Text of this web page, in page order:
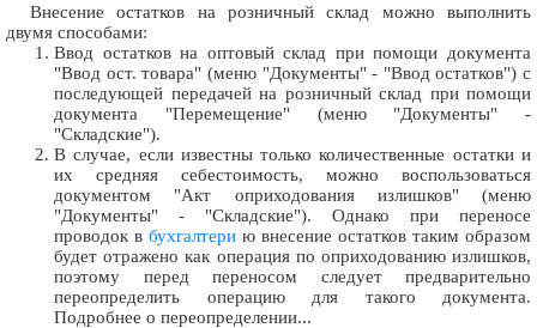
Внесение остатков на розничный склад можно выполнить
двумя способами:
Ввод остатков на оптовый склад при помощи документа
"Ввод ост. товара" (меню "Документы" - "Ввод остатков") с
последующей передачей на розничный склад при помощи
документа "Перемещение" (меню "Документы" -
"Складские").
В случае, если известны только количественные остатки и
их средняя себестоимость, можно воспользоваться
документом "Акт оприходования излишков" (меню
"Документы" - "Складские"). Однако при переносе
проводок в бухгалтери ю внесение остатков таким образом
будет отражено как операция по оприходованию излишков,
поэтому перед переносом следует предварительно
переопределить операцию для такого документа.
Подробнее о переопределении...